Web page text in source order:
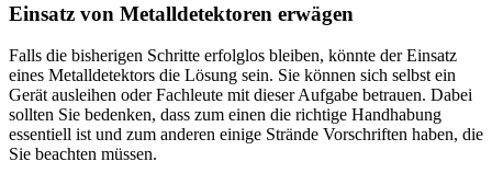
Einsatz von Metalldetektoren erwägen
Falls die bisherigen Schritte erfolglos bleiben, könnte der Einsatz
eines Metalldetektors die Lösung sein. Sie können sich selbst ein
Gerät ausleihen oder Fachleute mit dieser Aufgabe betrauen. Dabei
sollten Sie bedenken, dass zum einen die richtige Handhabung
essentiell ist und zum anderen einige Strände Vorschriften haben, die
Sie beachten müssen.